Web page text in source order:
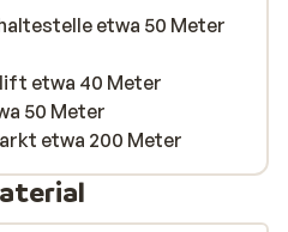
etwa 50 Meter
etwa 40 Meter
50 Meter
etwa 200 Meter